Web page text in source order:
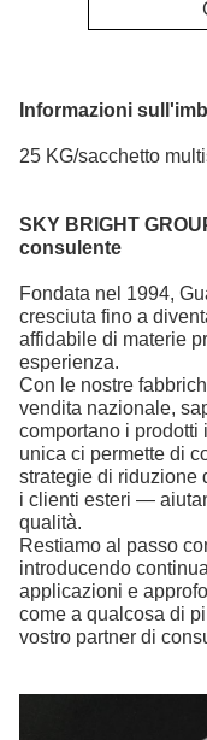
Informazioni
25 KG/sacchetto
SKY BRIGHT
consulente
Fondata nel 1994,
cresciuta fino a
affidabile di materie
esperienza.
Con le nostre
vendita nazionale,
comportano i prodotti
unica ci permette di
strategie di riduzione
i clienti esteri —
qualità.
Restiamo al passo
introducendo
applicazioni e
come a qualcosa di
vostro partner di